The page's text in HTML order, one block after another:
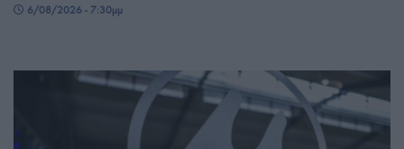
6/08/2026 - 7:30μμ